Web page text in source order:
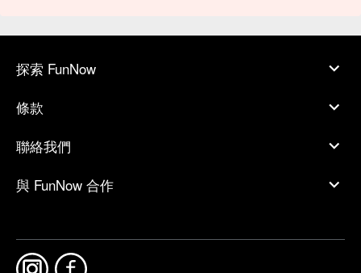
探索 FunNow
條款
聯絡我們
與 FunNow 合作